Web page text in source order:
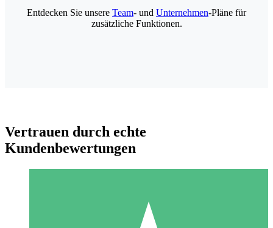
Entdecken Sie unsere Team- und Unternehmen-Pläne für
zusätzliche Funktionen.
Vertrauen durch echte
Kundenbewertungen